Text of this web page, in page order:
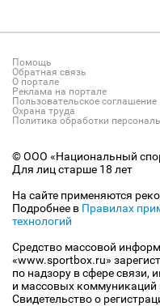
Помощь
Обратная связь
О портале
Реклама на портале
Пользовательское соглашение
Охрана труда
Политика обработки
© ООО «Национальный
Для лиц старше 18 лет
На сайте применяются
Подробнее в Правилах
технологий
Средство массовой
«www.sportbox.ru»
по надзору в сфере связи,
и массовых коммуникаций
Свидетельство о